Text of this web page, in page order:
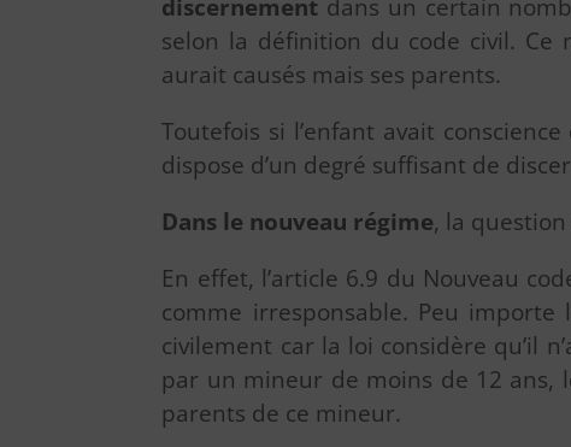
discernement dans un certain
selon la définition du code civil. Ce
aurait causés mais ses parents.
Toutefois si l’enfant avait
dispose d’un degré suffisant de
Dans le nouveau régime, la
En effet, l’article 6.9 du Nouveau
comme irresponsable. Peu importe
civilement car la loi considère qu’il
par un mineur de moins de 12 ans,
parents de ce mineur.